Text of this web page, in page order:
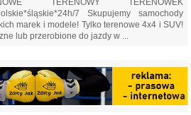
7 Skupujemy samochody
marek i modele! Tylko terenowe 4x4 i SUV!
lub przerobione do jazdy w ...